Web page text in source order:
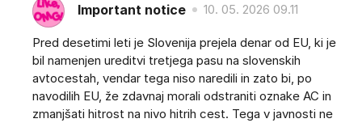
Important notice 10. 05. 2026 09.11
Pred desetimi leti je Slovenija prejela denar od EU, ki je
bil namenjen ureditvi tretjega pasu na slovenskih
avtocestah, vendar tega niso naredili in zato bi, po
navodilih EU, že zdavnaj morali odstraniti oznake AC in
zmanjšati hitrost na nivo hitrih cest. Tega v javnosti ne